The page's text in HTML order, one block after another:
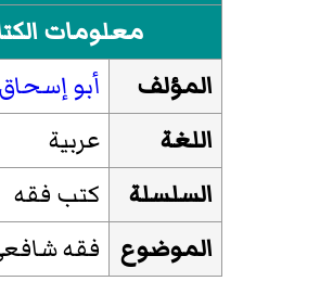
معلومات
المؤلف
أبو
اللغة
عربية
السلسلة
كتب فقه
الموضوع
فقه